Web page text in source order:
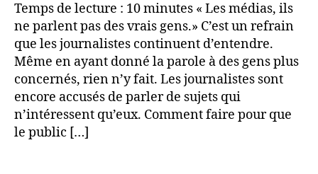
Temps de lecture : 10 minutes « Les médias, ils
ne parlent pas des vrais gens.» C’est un refrain
que les journalistes continuent d’entendre.
Même en ayant donné la parole à des gens plus
concernés, rien n’y fait. Les journalistes sont
encore accusés de parler de sujets qui
n’intéressent qu’eux. Comment faire pour que
le public […]